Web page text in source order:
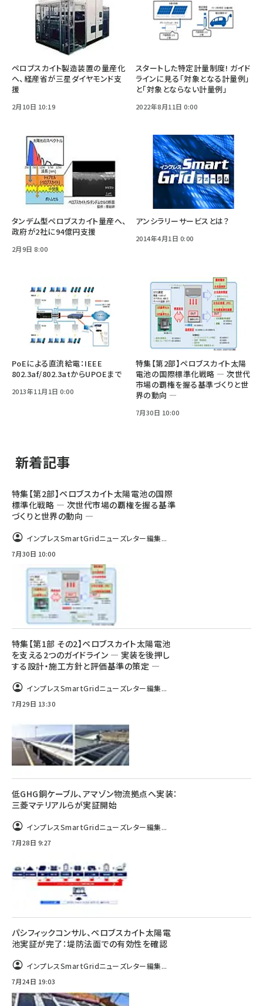
ペロブスカイト製造装置の量産化
へ、経産省が三星ダイヤモンド支
援
2月10日 10:19
スタートした特定計量制度! ガイド
ラインに見る「対象となる計量例」
と「対象とならない計量例」
2022年8月11日 0:00
タンデム型ペロブスカイト量産へ、
政府が2社に94億円支援
2月9日 8:00
アンシラリーサービスとは？
2014年4月1日 0:00
PoEによる直流給電：IEEE
802.3af/802.3atからUPOEまで
2013年11月1日 0:00
特集【第2部】ペロブスカイト太陽
電池の国際標準化戦略 ― 次世代
市場の覇権を握る基準づくりと世
界の動向 ―
7月30日 10:00
新着記事
特集【第2部】ペロブスカイト太陽電池の国際
標準化戦略 ― 次世代市場の覇権を握る基準
づくりと世界の動向 ―
インプレスSmartGridニューズレター編集...
7月30日 10:00
特集【第1部 その2】ペロブスカイト太陽電池
を支える2つのガイドライン ― 実装を後押し
する設計・施工方針と評価基準の策定 ―
インプレスSmartGridニューズレター編集...
7月29日 13:30
低GHG銅ケーブル、アマゾン物流拠点へ実装：
三菱マテリアルらが実証開始
インプレスSmartGridニューズレター編集...
7月28日 9:27
パシフィックコンサル、ペロブスカイト太陽電
池実証が完了：堤防法面での有効性を確認
インプレスSmartGridニューズレター編集...
7月24日 19:03